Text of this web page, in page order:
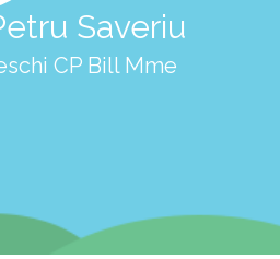
Saveriu
CP Bill Mme